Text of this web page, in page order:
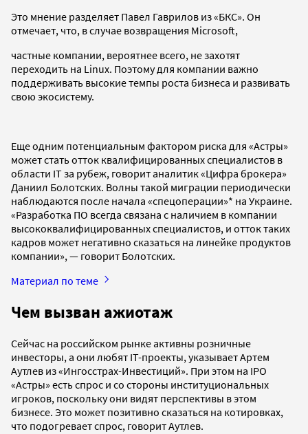
Это мнение разделяет Павел Гаврилов из «БКС». Он
отмечает, что, в случае возвращения Microsoft,
частные компании, вероятнее всего, не захотят
переходить на Linux. Поэтому для компании важно
поддерживать высокие темпы роста бизнеса и развивать
свою экосистему.
Еще одним потенциальным фактором риска для «Астры»
может стать отток квалифицированных специалистов в
области IT за рубеж, говорит аналитик «Цифра брокера»
Даниил Болотских. Волны такой миграции периодически
наблюдаются после начала «спецоперации»* на Украине.
«Разработка ПО всегда связана с наличием в компании
высококвалифицированных специалистов, и отток таких
кадров может негативно сказаться на линейке продуктов
компании», — говорит Болотских.
Материал по теме
Чем вызван ажиотаж
Сейчас на российском рынке активны розничные
инвесторы, а они любят IT-проекты, указывает Артем
Аутлев из «Ингосстрах-Инвестиций». При этом на IPO
«Астры» есть спрос и со стороны институциональных
игроков, поскольку они видят перспективы в этом
бизнесе. Это может позитивно сказаться на котировках,
что подогревает спрос, говорит Аутлев.